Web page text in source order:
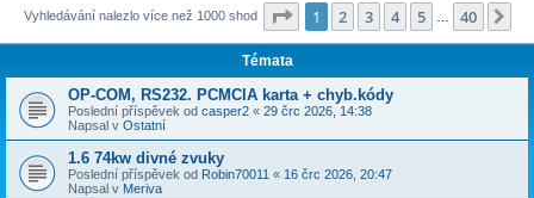
Vyhledávání nalezlo více než 1000 shod Stránka z 40
1 2 3 4 5 40
Témata
OP-COM, RS232. PCMCIA karta + chyb.kódy
Poslední příspěvek od casper2 « 29 črc 2026, 14:38
Napsal v Ostatní
1.6 74kw divné zvuky
Poslední příspěvek od Robin70011 « 16 črc 2026, 20:47
Napsal v Meriva